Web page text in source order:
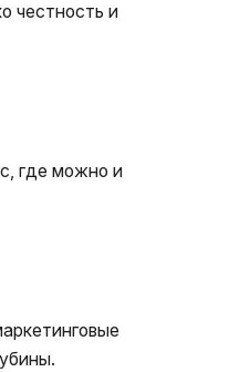
честность и
где можно и